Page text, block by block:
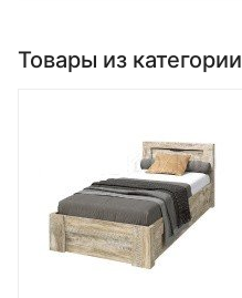
Товары из категории